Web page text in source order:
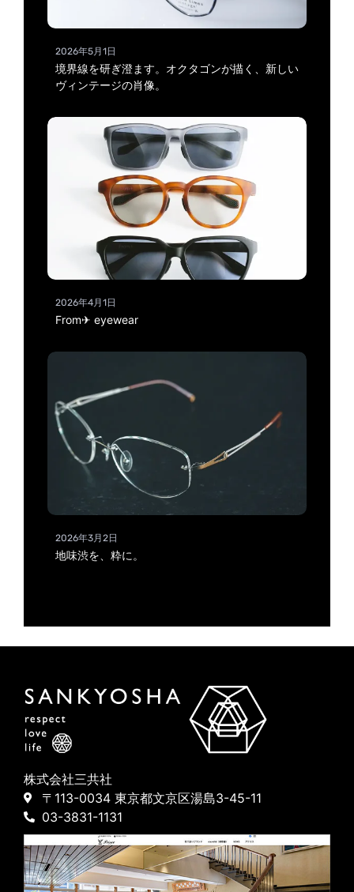
2026年5月1日
境界線を研ぎ澄ます。オクタゴンが描く、新しい
ヴィンテージの肖像。
2026年4月1日
From✈ eyewear
2026年3月2日
地味渋を、粋に。
株式会社三共社
〒113-0034 東京都文京区湯島3-45-11
03-3831-1131